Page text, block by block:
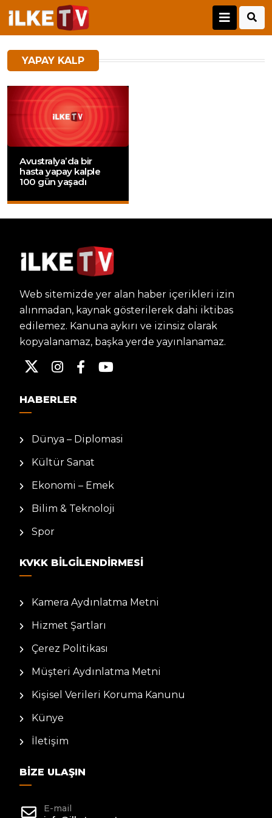
YAPAY KALP
Avustralya’da bir
hasta yapay kalple
100 gün yaşadı
Web sitemizde yer alan haber içerikleri izin
alınmadan, kaynak gösterilerek dahi iktibas
edilemez. Kanuna aykırı ve izinsiz olarak
kopyalanamaz, başka yerde yayınlanamaz.
HABERLER
Dünya – Diplomasi
Kültür Sanat
Ekonomi – Emek
Bilim & Teknoloji
Spor
KVKK BILGILENDIRMESI
Kamera Aydınlatma Metni
Hizmet Şartları
Çerez Politikası
Müşteri Aydınlatma Metni
Kişisel Verileri Koruma Kanunu
Künye
İletişim
BIZE ULAŞIN
E-mail